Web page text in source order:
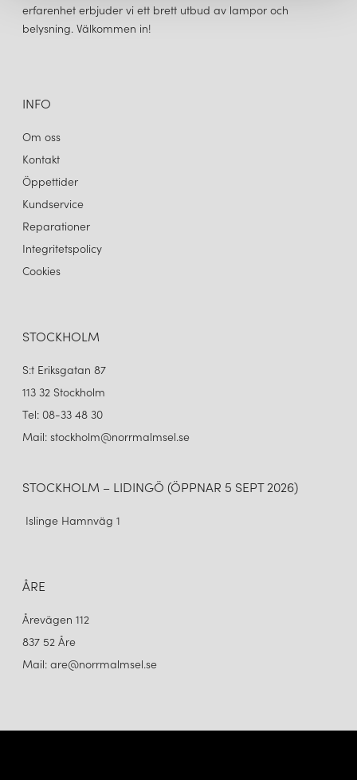
erfarenhet erbjuder vi ett brett utbud av lampor och
belysning. Välkommen in!
INFO
Om oss
Kontakt
Öppettider
Kundservice
Reparationer
Integritetspolicy
Cookies
STOCKHOLM
S:t Eriksgatan 87
113 32 Stockholm
Tel: 08-33 48 30
Mail: stockholm@norrmalmsel.se
STOCKHOLM – LIDINGÖ (ÖPPNAR 5 SEPT 2026)
Islinge Hamnväg 1
ÅRE
Årevägen 112
837 52 Åre
Mail: are@norrmalmsel.se